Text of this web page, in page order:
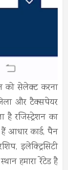
सेलेक्ट करना
और टैक्सपेयर
है रजिस्ट्रेशन का
आधार कार्ड, पैन
इलेक्ट्रिसिटी
हमारा रेंटेड है